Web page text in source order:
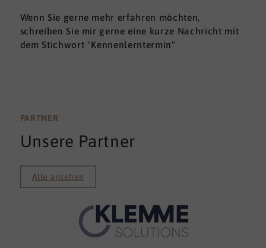
Wenn Sie gerne mehr erfahren möchten,
schreiben Sie mir gerne eine kurze Nachricht mit
dem Stichwort "Kennenlerntermin"
PARTNER
Unsere Partner
Alle ansehen